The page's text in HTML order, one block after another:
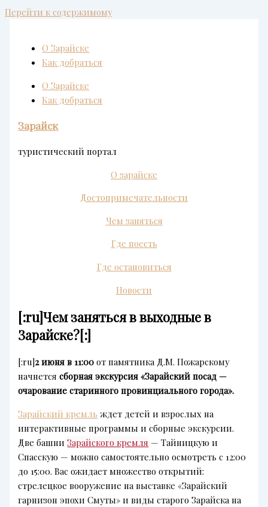
Перейти к содержимому
О Зарайске
Как добраться
О Зарайске
Как добраться
Зарайск
туристический портал
О зарайске
Достопримечательности
Чем заняться
Где поесть
Где остановиться
Новости
[:ru]Чем заняться в выходные в
Зарайске?[:]
[:ru]2 июня в 11:00 от памятника Д.М. Пожарскому
начнетсясборная экскурсия «Зарайский посад —
очарование старинного провинциального города».
Зарайский кремль ждет детей и взрослых на
интерактивные программы и сборные экскурсии.
Две башниЗарайского кремля — Тайницкую и
Спасскую — можно самостоятельно осмотреть с 12:00
до 15:00. Вас ожидает множество открытий:
стрелецкое вооружение на выставке «Зарайский
гарнизон эпохи Смуты» и виды старого Зарайска на